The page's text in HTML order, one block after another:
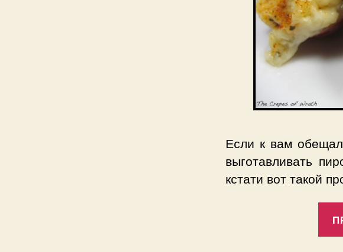
Если к вам
выготавливать
кстати вот такой